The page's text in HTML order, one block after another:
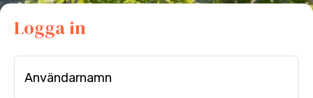
Logga in
Användarnamn